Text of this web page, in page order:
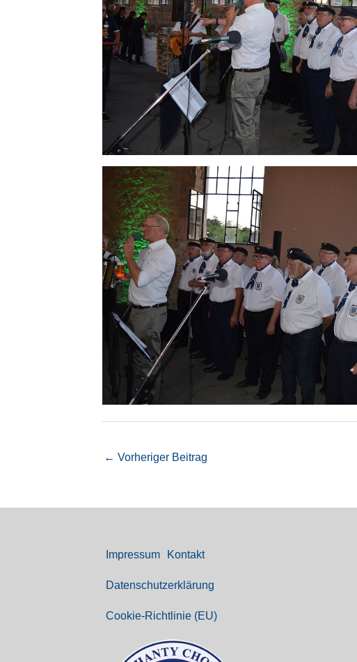
← Vorheriger Beitrag
Impressum Kontakt
Datenschutz­erklärung
Cookie-Richtlinie (EU)